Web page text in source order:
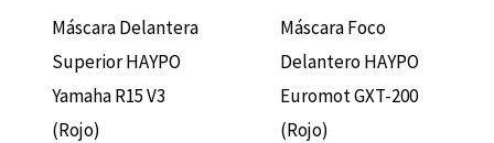
Máscara Delantera
Superior HAYPO
Yamaha R15 V3
(Rojo)
Máscara Foco
Delantero HAYPO
Euromot GXT-200
(Rojo)